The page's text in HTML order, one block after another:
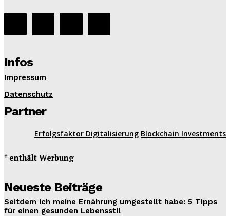
Infos
Impressum
Datenschutz
Partner
Erfolgsfaktor Digitalisierung Blockchain Investments
* enthält Werbung
Neueste Beiträge
Seitdem ich meine Ernährung umgestellt habe: 5 Tipps
für einen gesunden Lebensstil